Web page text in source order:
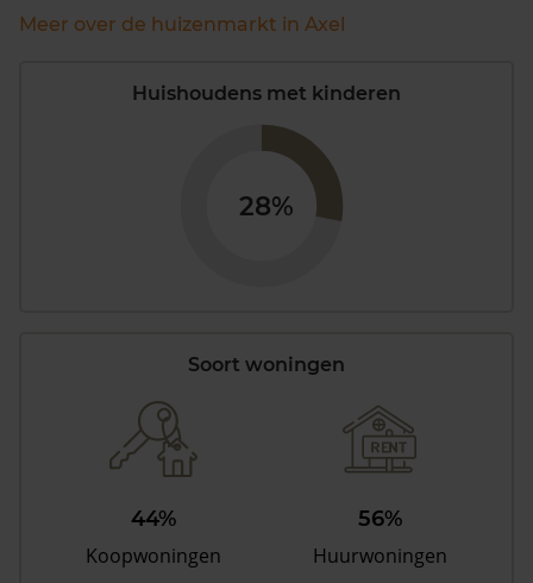
Meer over de huizenmarkt in Axel
Huishoudens met kinderen
28%
Soort woningen
44%
Koopwoningen
56%
Huurwoningen